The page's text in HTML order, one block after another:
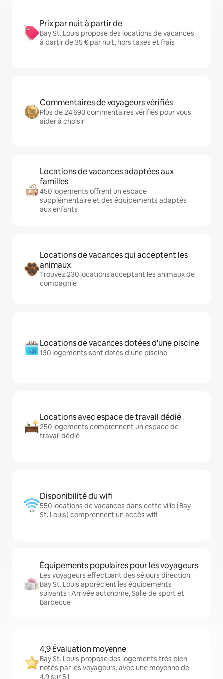
Prix par nuit à partir de
Bay St. Louis propose des locations de vacances
à partir de 35 € par nuit, hors taxes et frais
Commentaires de voyageurs vérifiés
Plus de 24 690 commentaires vérifiés pour vous
aider à choisir
Locations de vacances adaptées aux
familles
450 logements offrent un espace
supplémentaire et des équipements adaptés
aux enfants
Locations de vacances qui acceptent les
animaux
Trouvez 230 locations acceptant les animaux de
compagnie
Locations de vacances dotées d'une piscine
130 logements sont dotés d'une piscine
Locations avec espace de travail dédié
250 logements comprennent un espace de
travail dédié
Disponibilité du wifi
550 locations de vacances dans cette ville (Bay
St. Louis) comprennent un accès wifi
Équipements populaires pour les voyageurs
Les voyageurs effectuant des séjours direction
Bay St. Louis apprécient les équipements
suivants : Arrivée autonome, Salle de sport et
Barbecue
4,9 Évaluation moyenne
Bay St. Louis propose des logements très bien
notés par les voyageurs, avec une moyenne de
4,9 sur 5 !